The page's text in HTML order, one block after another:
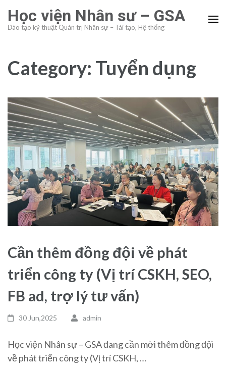
content
Enter)
Học viện Nhân sư – GSA
Đào tạo kỹ thuật Quản trị Nhân sự – Tái tạo, Hệ thống
Category: Tuyển dụng
Cần thêm đồng đội về phát
triển công ty (Vị trí CSKH, SEO,
FB ad, trợ lý tư vấn)
30 Jun,2025 admin
Học viện Nhân sự – GSA đang cần mời thêm đồng đội
về phát triển công ty (Vị trí CSKH, …